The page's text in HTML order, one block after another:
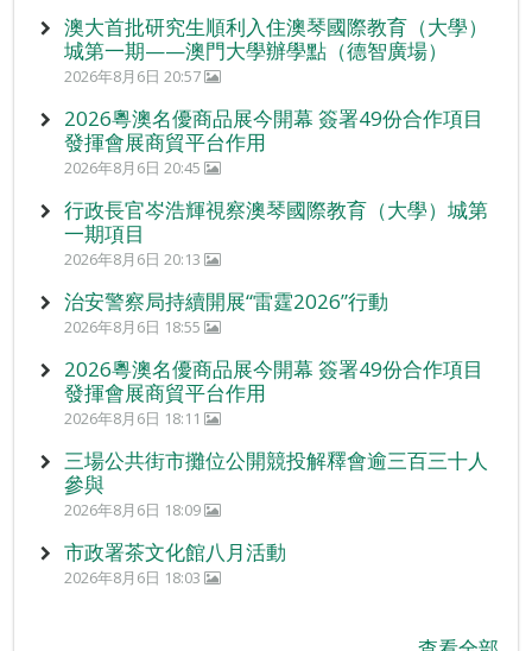
澳大首批研究生順利入住澳琴國際教育（大學）
城第一期——澳門大學辦學點（德智廣場）
2026年8月6日 20:57
2026粵澳名優商品展今開幕 簽署49份合作項目
發揮會展商貿平台作用
2026年8月6日 20:45
行政長官岑浩輝視察澳琴國際教育（大學）城第
一期項目
2026年8月6日 20:13
治安警察局持續開展“雷霆2026”行動
2026年8月6日 18:55
2026粵澳名優商品展今開幕 簽署49份合作項目
發揮會展商貿平台作用
2026年8月6日 18:11
三場公共街市攤位公開競投解釋會逾三百三十人
參與
2026年8月6日 18:09
市政署茶文化館八月活動
2026年8月6日 18:03